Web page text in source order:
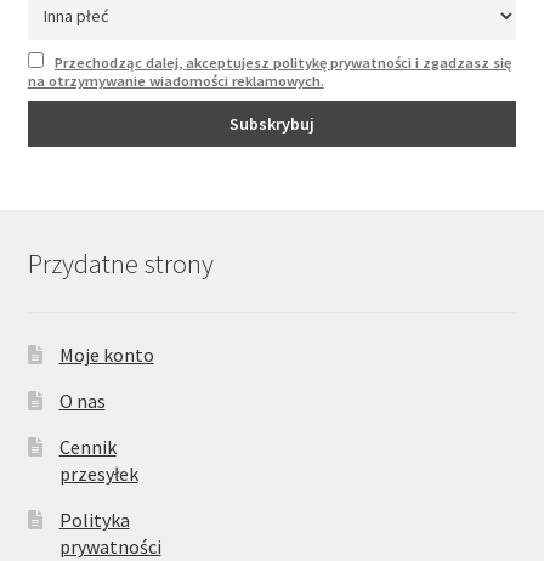
Przechodząc dalej, akceptujesz politykę prywatności i zgadzasz się
na otrzymywanie wiadomości reklamowych.
Przydatne strony
Moje konto
O nas
Cennik
przesyłek
Polityka
prywatności